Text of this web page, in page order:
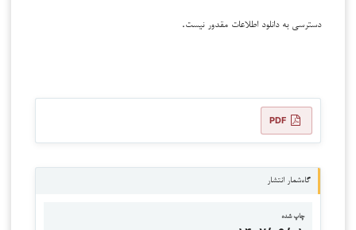
دسترسی به دانلود اطلاعات مقدور نیست.
PDF
گاه‌شمار انتشار
چاپ شده